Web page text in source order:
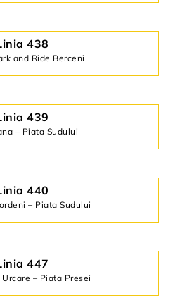
438
and Ride Berceni
439
– Piata Sudului
440
– Piata Sudului
447
– Piata Presei